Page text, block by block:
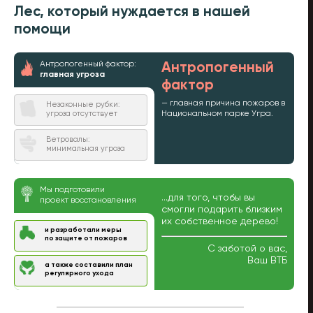
Лес, который нуждается в нашей
помощи
Антропогенный фактор:
главная угроза
Незаконные рубки:
угроза отсутствует
Ветровалы:
минимальная угроза
Антропогенный
фактор
— главная причина пожаров в
Национальном парке Угра.
Мы подготовили
проект восстановления
и разработали меры
по защите от пожаров
а также составили план
регулярного ухода
...для того, чтобы вы
смогли подарить близким
их собственное дерево!
С заботой о вас,
Ваш ВТБ